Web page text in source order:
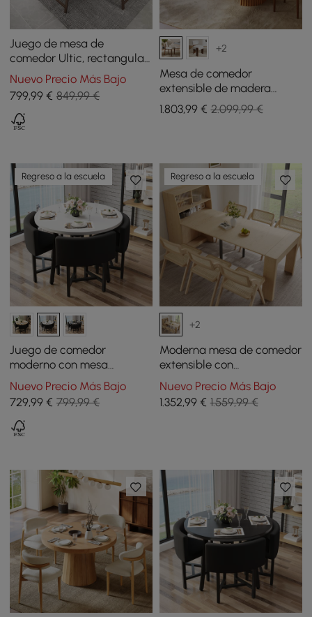
Juego de mesa de
comedor Ultic, rectangular,
moderno, de 1502 mm, de
madera de fresno,
plegable, de nogal, de 5
piezas
Nuevo Precio Más Bajo
799,99 € 849,99 €
+2
Mesa de comedor
extensible de madera
maciza de 1200 mm a
2000 mm con 4 sillas
1.803,99€ 2.099,99 €
Regreso a la escuela
Juego de comedor
moderno con mesa
redonda de madera blanca
y 4 sillas negras
Nuevo Precio Más Bajo
729,99 € 799,99 €
Regreso a la escuela
+2
Moderna mesa de comedor
extensible con
almacenamiento y 6 sillas
de comedor plegables
naturales de madera
Nuevo Precio Más Bajo
1.352,99€ 1.559,99 €